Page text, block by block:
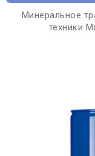
Минеральное
техники